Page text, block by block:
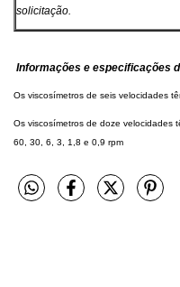
solicitação.
Informações e especificações
Os viscosímetros de seis velocidades
Os viscosímetros de doze velocidades
60, 30, 6, 3, 1,8 e 0,9 rpm